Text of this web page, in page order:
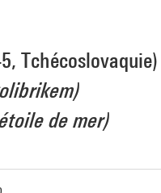
Tchécoslovaquie)
de mer)